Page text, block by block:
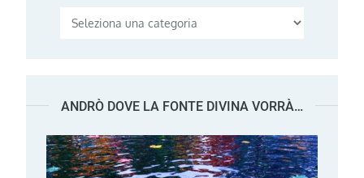
Categorie
ANDRÒ DOVE LA FONTE DIVINA VORRÀ…